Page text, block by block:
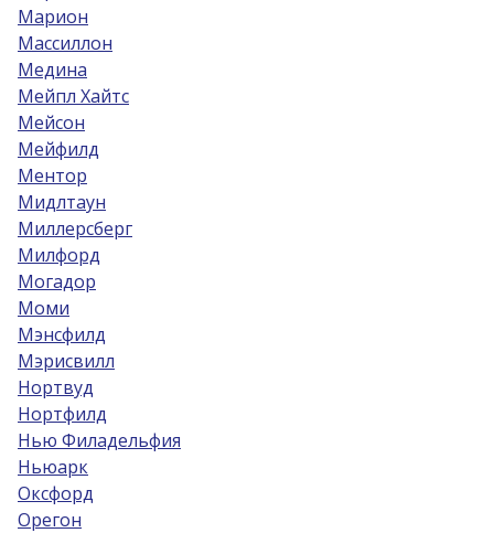
Марион
Массиллон
Медина
Мейпл Хайтс
Мейсон
Мейфилд
Ментор
Мидлтаун
Миллерсберг
Милфорд
Могадор
Моми
Мэнсфилд
Мэрисвилл
Нортвуд
Нортфилд
Нью Филадельфия
Ньюарк
Оксфорд
Орегон